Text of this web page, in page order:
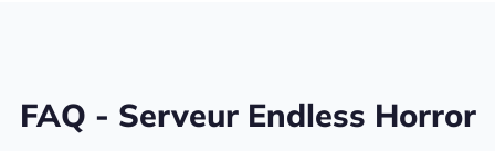
FAQ - Serveur Endless Horror